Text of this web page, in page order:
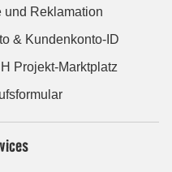
und Reklamation
& Kundenkonto-ID
Projekt-Marktplatz